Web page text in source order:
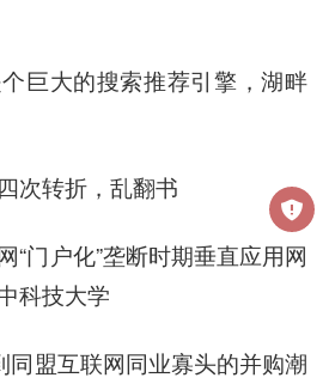
巨大的搜索推荐引擎，湖畔
次转折，乱翻书
“门户化”垄断时期垂直应用网
科技大学
同盟互联网同业寡头的并购潮